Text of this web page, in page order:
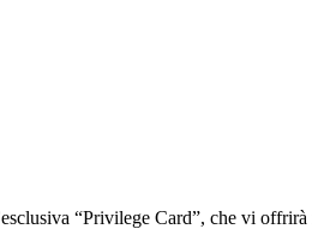
“Privilege Card”, che vi offrirà